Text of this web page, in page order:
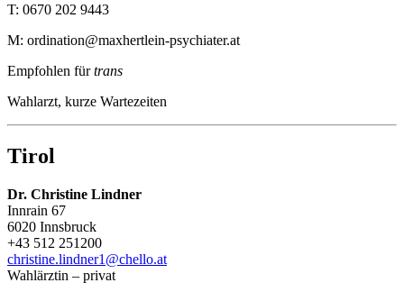
T: 0670 202 9443
M: ordination@maxhertlein-psychiater.at
Empfohlen fürtrans
Wahlarzt, kurze Wartezeiten
Tirol
Dr. Christine Lindner
Innrain 67
6020 Innsbruck
+43 512 251200
christine.lindner1@chello.at
Wahlärztin – privat